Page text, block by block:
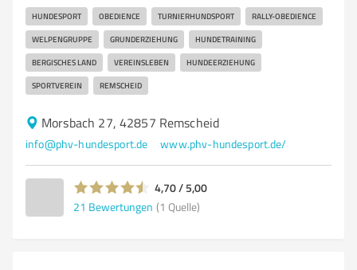
HUNDESPORT OBEDIENCE TURNIERHUNDSPORT RALLY-OBEDIENCE
WELPENGRUPPE GRUNDERZIEHUNG HUNDETRAINING
BERGISCHES LAND VEREINSLEBEN HUNDEERZIEHUNG
SPORTVEREIN REMSCHEID
Morsbach 27, 42857 Remscheid
info@phv-hundesport.de www.phv-hundesport.de/
4,70 / 5,00
21 Bewertungen (1 Quelle)